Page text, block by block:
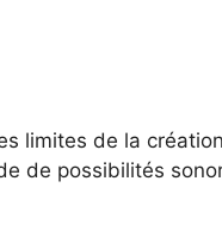
limites de la
de possibilités